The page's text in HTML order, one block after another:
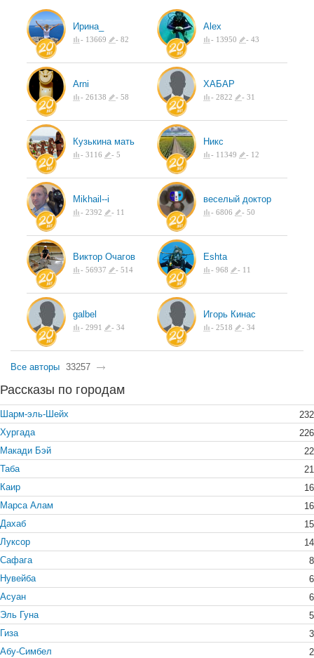
Ирина_
- 13669 - 82
Аlex
- 13950 - 43
Arni
- 26138 - 58
ХАБАР
- 2822 - 31
Кузькина мать
- 3116 - 5
Никс
- 11349 - 12
Mikhail--i
- 2392 - 11
веселый доктор
- 6806 - 50
Виктор Очагов
- 56937 - 514
Eshta
- 968 - 11
galbel
- 2991 - 34
Игорь Кинас
- 2518 - 34
Все авторы 33257
Рассказы по городам
Шарм-эль-Шейх
232
Хургада
226
Макади Бэй
22
Таба
21
Каир
16
Марса Алам
16
Дахаб
15
Луксор
14
Сафага
8
Нувейба
6
Асуан
6
Эль Гуна
5
Гиза
3
Абу-Симбел
2